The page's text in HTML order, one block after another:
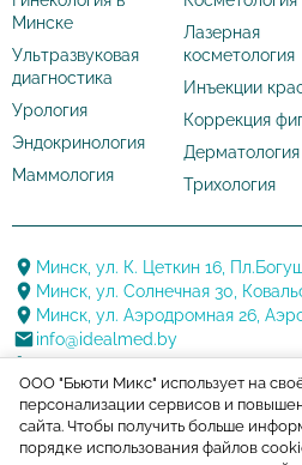
Минске
Ультразвуковая
диагностика
Урология
Эндокринология
Маммология
Лазерная
косметология
Инъекции
Коррекция
Дерматология
Трихология
Минск, ул. К. Цеткин 16,
Минск, ул. Солнечная 30,
Минск, ул. Аэродромная 26,
info@idealmed.by
+375 17 388 20 88
+375 29 144 22 22
+375 17 388 20 88
ООО "Бьюти Микс" использует на
персонализации сервисов и
сайта. Чтобы получить больше
порядке использования файлов